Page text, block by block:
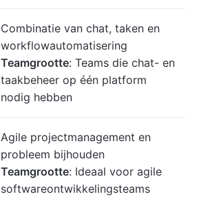
Combinatie van chat, taken en
workflowautomatisering
Teamgrootte: Teams die chat- en
taakbeheer op één platform
nodig hebben
Agile projectmanagement en
probleem bijhouden
Teamgrootte: Ideaal voor agile
softwareontwikkelingsteams